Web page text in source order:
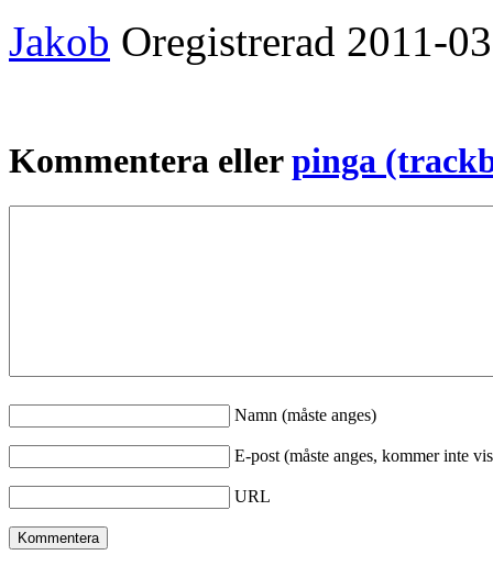
Jakob Oregistrerad 2011-
Kommentera ellerpinga
Namn (måste anges)
E-post (måste anges, kommer inte
URL